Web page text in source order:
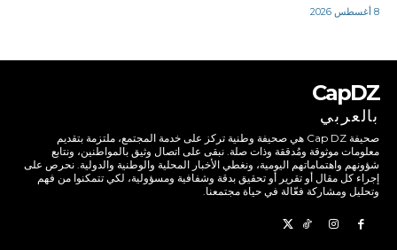
8 أغسطس 2026
CapDZ
بالعربي
صحيفة Cap DZ هي صحيفة وطنية تركز على خدمة المجتمع، ملتزمة بتقديم
معلومات موثوقة ومُدققة وذات صلة. نبقى على اتصال وثيق بالمواطنين، ونتابع
شؤونهم واهتماماتهم اليومية، ونغطي الأخبار المحلية والوطنية والدولية. نحرص على
إجراء كل مقال أو تقرير أو تحقيق بدقة وشفافية ومسؤولية، لكي تتمكنوا من فهم
وتحليل ومشاركة فعّالة في حياة مجتمعنا.